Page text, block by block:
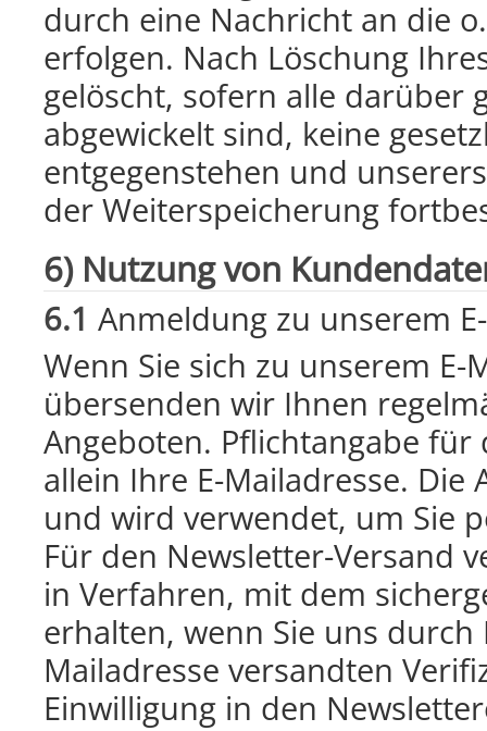
durch eine Nachricht an die
erfolgen. Nach Löschung
gelöscht, sofern alle darüber
abgewickelt sind, keine
entgegenstehen und
der Weiterspeicherung
6) Nutzung von
6.1 Anmeldung zu unserem
Wenn Sie sich zu unserem
übersenden wir Ihnen
Angeboten. Pflichtangabe
allein Ihre E-Mailadresse.
und wird verwendet, um Sie
Für den Newsletter-Versand
in Verfahren, mit dem
erhalten, wenn Sie uns
Mailadresse versandten
Einwilligung in den